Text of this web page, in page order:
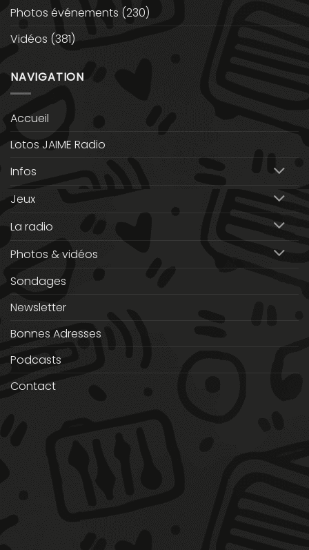
Photos événements (230)
Vidéos (381)
NAVIGATION
Accueil
Lotos JAIME Radio
Infos
Jeux
La radio
Photos & vidéos
Sondages
Newsletter
Bonnes Adresses
Podcasts
Contact